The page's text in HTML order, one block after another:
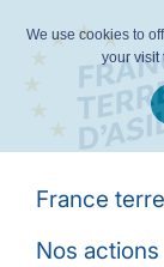
France
Nos actions
We use cookies to
your visit